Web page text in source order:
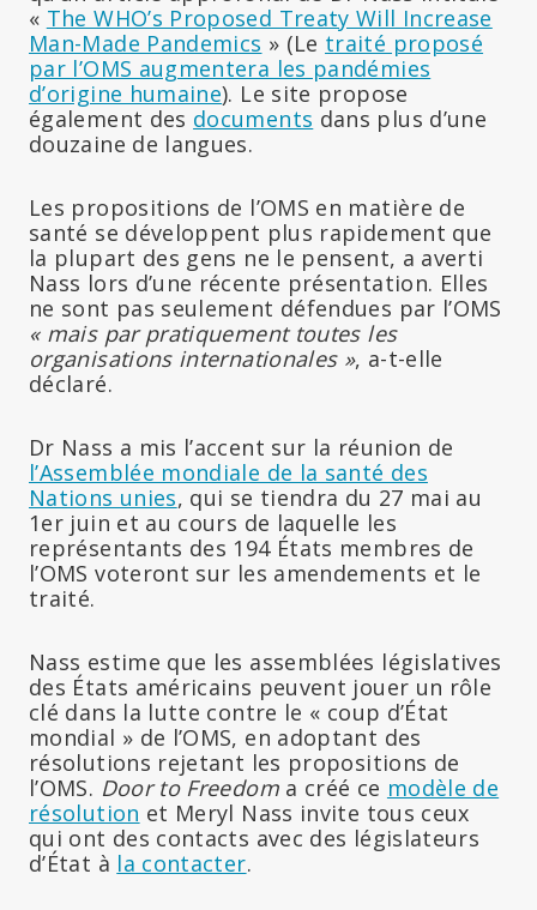
« The WHO’s Proposed Treaty Will Increase
Man-Made Pandemics » (Le traité proposé
par l’OMS augmentera les pandémies
d’origine humaine). Le site propose
également des documents dans plus d’une
douzaine de langues.
Les propositions de l’OMS en matière de
santé se développent plus rapidement que
la plupart des gens ne le pensent, a averti
Nass lors d’une récente présentation. Elles
ne sont pas seulement défendues par l’OMS
« mais par pratiquement toutes les
organisations internationales », a-t-elle
déclaré.
Dr Nass a mis l’accent sur la réunion de
l’Assemblée mondiale de la santé des
Nations unies, qui se tiendra du 27 mai au
1er juin et au cours de laquelle les
représentants des 194 États membres de
l’OMS voteront sur les amendements et le
traité.
Nass estime que les assemblées législatives
des États américains peuvent jouer un rôle
clé dans la lutte contre le « coup d’État
mondial » de l’OMS, en adoptant des
résolutions rejetant les propositions de
l’OMS. Door to Freedoma créé ce modèle de
résolution et Meryl Nass invite tous ceux
qui ont des contacts avec des législateurs
d’État à la contacter.